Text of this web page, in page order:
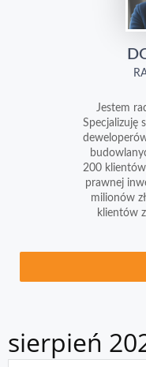
Jestem
Specjalizuję
200
prawnej
milionów
klientów
sierpień